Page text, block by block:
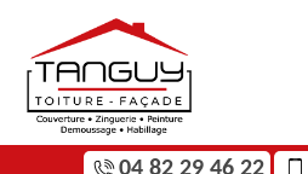
04 82 29 46 22